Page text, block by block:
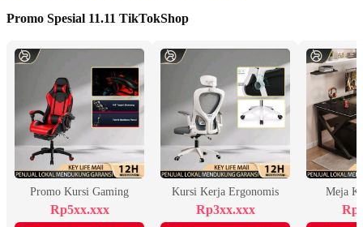
Promo Spesial 11.11 TikTokShop
Promo Kursi Gaming
Rp5xx.xxx
Kursi Kerja Ergonomis
Rp3xx.xxx
Meja